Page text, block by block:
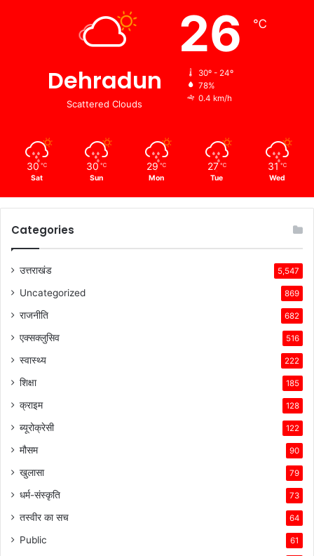
Dehradun
Scattered Clouds
26 ℃
30º - 24º
78%
0.4 km/h
30 ℃
Sat
30 ℃
Sun
29 ℃
Mon
27 ℃
Tue
31 ℃
Wed
Categories
उत्तराखंड 5,547
Uncategorized 869
राजनीति 682
एक्सक्लुसिव 516
स्वास्थ्य 222
शिक्षा 185
क्राइम 128
ब्यूरोक्रेसी 122
मौसम 90
खुलासा 79
धर्म-संस्कृति 73
तस्वीर का सच 64
Public 61